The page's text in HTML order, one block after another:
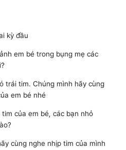
kỳ đầu
em bé trong bụng mẹ các
trái tim. Chúng mình hãy cùng
em bé nhé
của em bé, các bạn nhỏ
cùng nghe nhịp tim của mình